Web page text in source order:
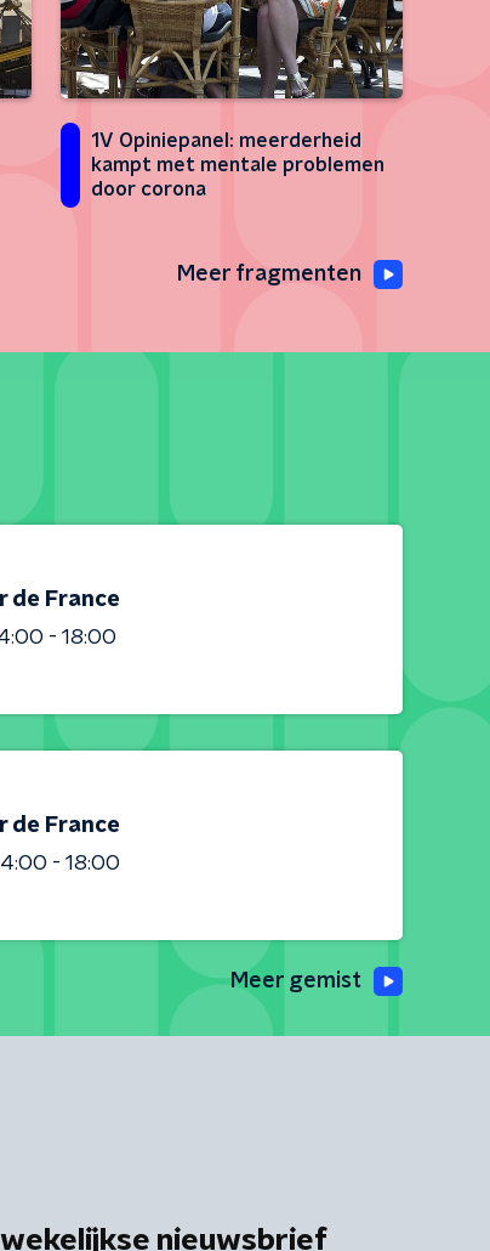
1V Opiniepanel: meerderheid
kampt met mentale problemen
door corona
Meer fragmenten
de France
- 18:00
de France
- 18:00
Meer gemist
nieuwsbrief